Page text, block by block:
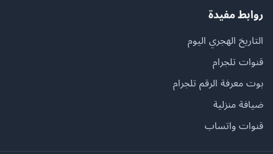
روابط مفيدة
التاريخ الهجري اليوم
قنوات تلجرام
بوت معرفة الرقم تلجرام
ضيافة منزلية
قنوات واتساب